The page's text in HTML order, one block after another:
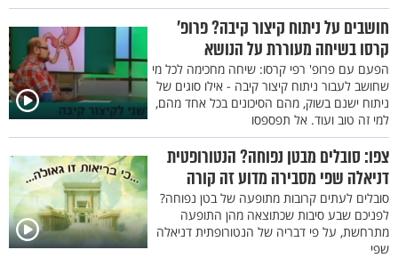
חושבים על ניתוח קיצור קיבה? פרופ’
קרסו בשיחה מעוררת על הנושא
הפעם עם פרופ' רפי קרסו: שיחה מחכימה לכל מי
שחושב לעבור ניתוח קיצור קיבה - אילו סוגים של
ניתוח ישנם בשוק, מהם הסיכונים בכל אחד מהם,
למי זה טוב ועוד. אל תפספסו
צפו: סובלים מבטן נפוחה? הנטורופטית
דניאלה שפי מסבירה מדוע זה קורה
סובלים לעתים קרובות מתופעה של בטן נפוחה?
לפניכם שבע סיבות שכתוצאה מהן התופעה
מתרחשת, על פי דבריה של הנטורופתית דניאלה
שפי